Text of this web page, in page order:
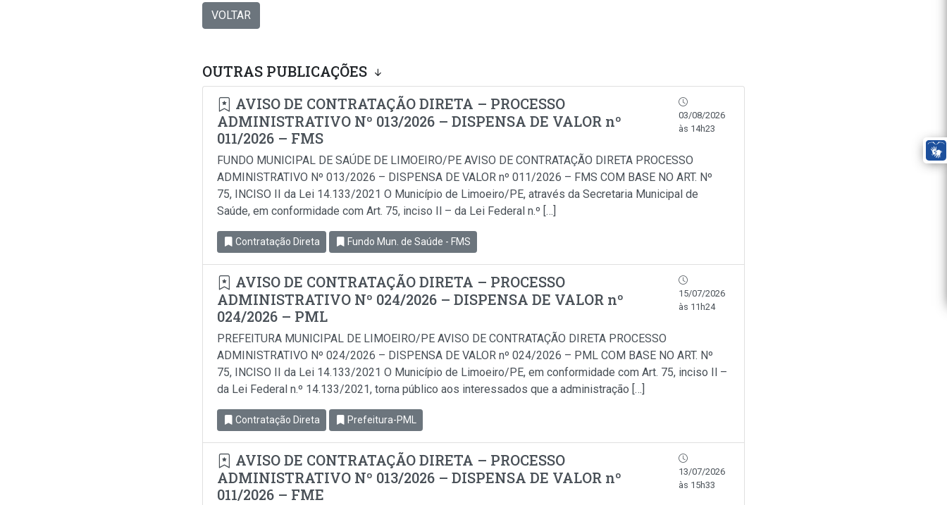
VOLTAR
OUTRAS PUBLICAÇÕES
AVISO DE CONTRATAÇÃO DIRETA – PROCESSO
ADMINISTRATIVO Nº 013/2026 – DISPENSA DE VALOR nº
011/2026 – FMS
03/08/2026
às 14h23
FUNDO MUNICIPAL DE SAÚDE DE LIMOEIRO/PE AVISO DE CONTRATAÇÃO DIRETA PROCESSO
ADMINISTRATIVO Nº 013/2026 – DISPENSA DE VALOR nº 011/2026 – FMS COM BASE NO ART. Nº
75, INCISO II da Lei 14.133/2021 O Município de Limoeiro/PE, através da Secretaria Municipal de
Saúde, em conformidade com Art. 75, inciso Il – da Lei Federal n.º […]
Contratação Direta Fundo Mun. de Saúde - FMS
AVISO DE CONTRATAÇÃO DIRETA – PROCESSO
ADMINISTRATIVO Nº 024/2026 – DISPENSA DE VALOR nº
024/2026 – PML
15/07/2026
às 11h24
PREFEITURA MUNICIPAL DE LIMOEIRO/PE AVISO DE CONTRATAÇÃO DIRETA PROCESSO
ADMINISTRATIVO Nº 024/2026 – DISPENSA DE VALOR nº 024/2026 – PML COM BASE NO ART. Nº
75, INCISO II da Lei 14.133/2021 O Município de Limoeiro/PE, em conformidade com Art. 75, inciso Il –
da Lei Federal n.º 14.133/2021, torna público aos interessados que a administração […]
Contratação Direta Prefeitura-PML
AVISO DE CONTRATAÇÃO DIRETA – PROCESSO
ADMINISTRATIVO Nº 013/2026 – DISPENSA DE VALOR nº
011/2026 – FME
13/07/2026
às 15h33